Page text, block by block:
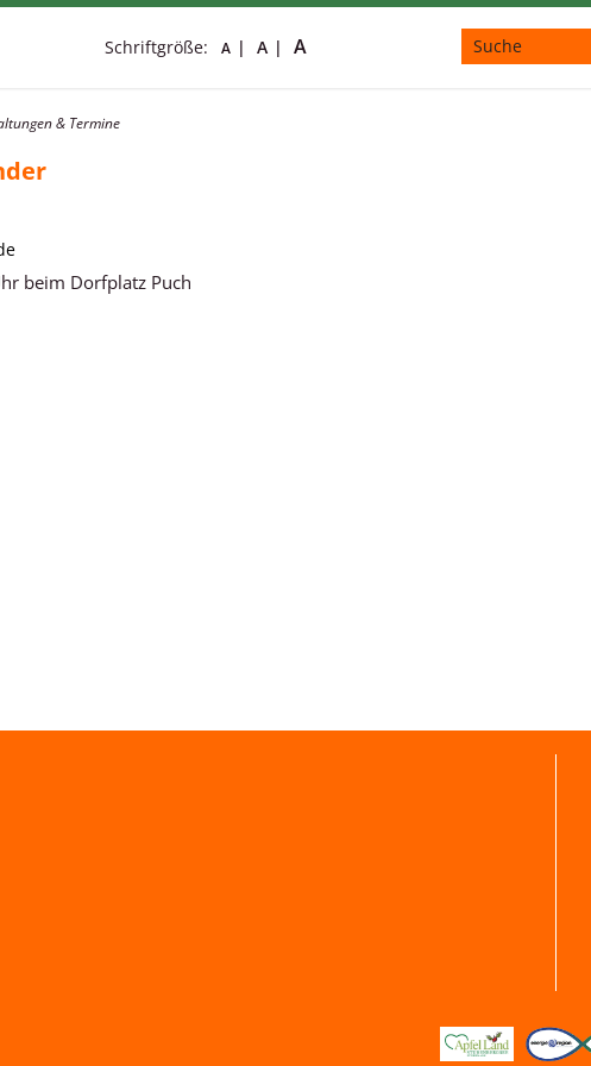
Schriftgröße: A A A
& Termine
beim Dorfplatz Puch